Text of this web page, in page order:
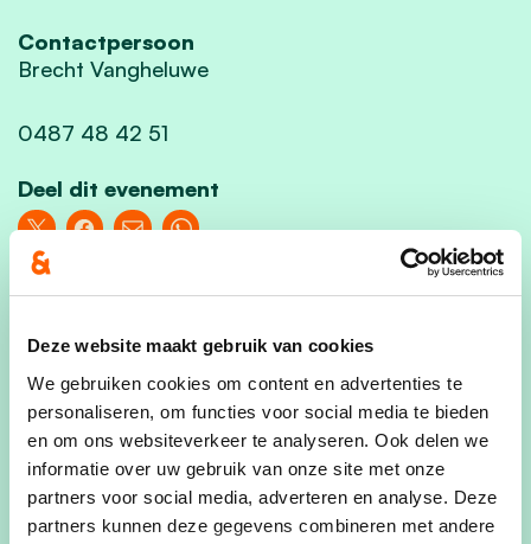
Deze website maakt gebruik van cookies
We gebruiken cookies om content en advertenties te
personaliseren, om functies voor social media te bieden
en om ons websiteverkeer te analyseren. Ook delen we
informatie over uw gebruik van onze site met onze
partners voor social media, adverteren en analyse. Deze
partners kunnen deze gegevens combineren met andere
Contactpersoon
Brecht Vangheluwe
0487 48 42 51
Deel dit evenement
Kom jij ook?
Voornaam